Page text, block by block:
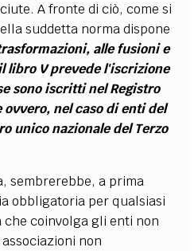
A fronte di ciò, come si
suddetta norma dispone
alle fusioni e
libro V prevede l'iscrizione
sono iscritti nel Registro
nel caso di enti del
unico nazionale del Terzo
sembrerebbe, a prima
obbligatoria per qualsiasi
coinvolga gli enti non
non